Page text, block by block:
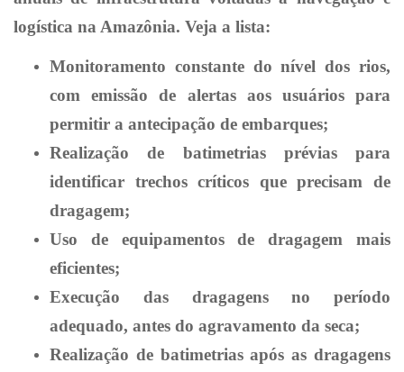
logística na Amazônia. Veja a lista:
Monitoramento constante do nível dos rios,
com emissão de alertas aos usuários para
permitir a antecipação de embarques;
Realização de batimetrias prévias para
identificar trechos críticos que precisam de
dragagem;
Uso de equipamentos de dragagem mais
eficientes;
Execução das dragagens no período
adequado, antes do agravamento da seca;
Realização de batimetrias após as dragagens